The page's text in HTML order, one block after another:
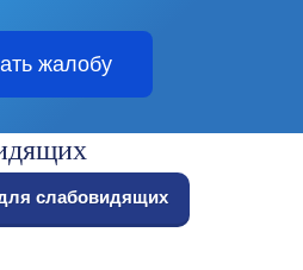
жалобу
слабовидящих